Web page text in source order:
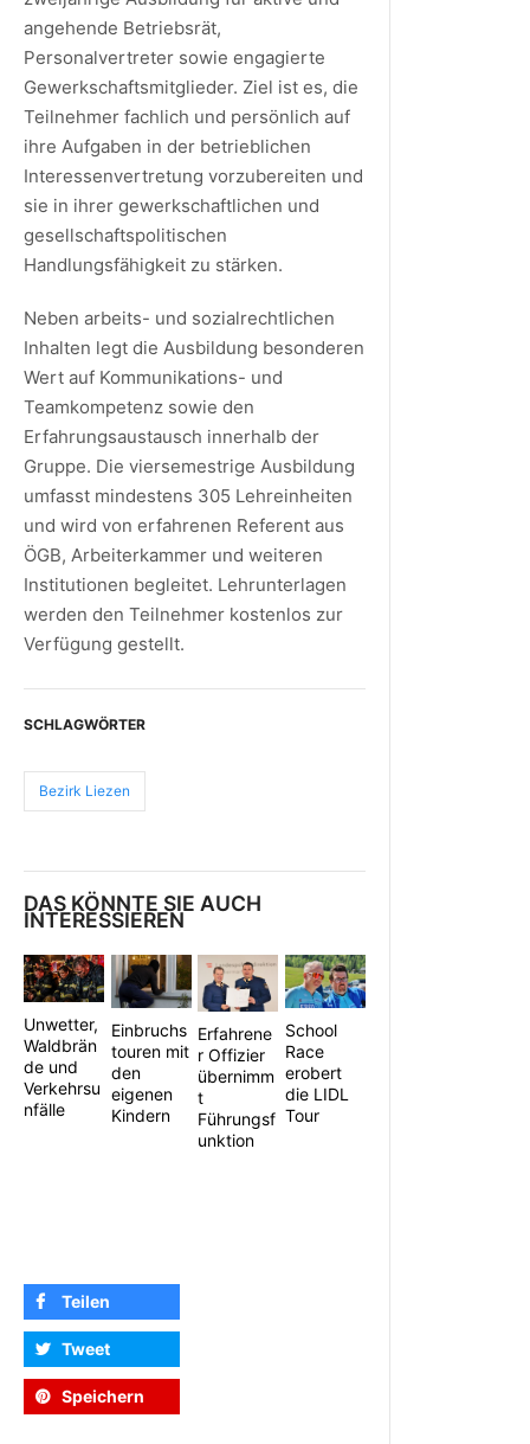
angehende Betriebsrät,
Personalvertreter sowie engagierte
Gewerkschaftsmitglieder. Ziel ist es, die
Teilnehmer fachlich und persönlich auf
ihre Aufgaben in der betrieblichen
Interessenvertretung vorzubereiten und
sie in ihrer gewerkschaftlichen und
gesellschaftspolitischen
Handlungsfähigkeit zu stärken.
Neben arbeits- und sozialrechtlichen
Inhalten legt die Ausbildung besonderen
Wert auf Kommunikations- und
Teamkompetenz sowie den
Erfahrungsaustausch innerhalb der
Gruppe. Die viersemestrige Ausbildung
umfasst mindestens 305 Lehreinheiten
und wird von erfahrenen Referent aus
ÖGB, Arbeiterkammer und weiteren
Institutionen begleitet. Lehrunterlagen
werden den Teilnehmer kostenlos zur
Verfügung gestellt.
SCHLAGWÖRTER
Bezirk Liezen
DAS KÖNNTE SIE AUCH
INTERESSIEREN
Unwetter,
Waldbrän
de und
Verkehrsu
nfälle
Einbruchs
touren mit
den
eigenen
Kindern
Erfahrene
r Offizier
übernimm
t
Führungsf
unktion
School
Race
erobert
die LIDL
Tour
Teilen
Tweet
Speichern